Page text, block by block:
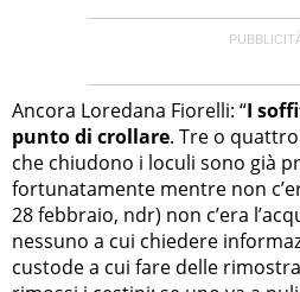
Ancora Loredana Fiorelli: “I
punto di crollare. Tre o
che chiudono i loculi sono già
fortunatamente mentre non
28 febbraio, ndr) non c’era
nessuno a cui chiedere
custode a cui fare delle